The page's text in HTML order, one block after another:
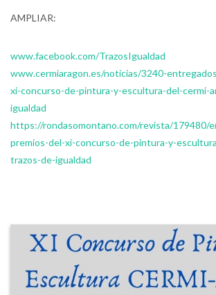
AMPLIAR:
www.facebook.com/TrazosIgualdad
www.cermiaragon.es/noticias/3240-
xi-concurso-de-pintura-y-escultura-del-cermi-
igualdad
https://rondasomontano.com/revista/179480/
premios-del-xi-concurso-de-pintura-y-
trazos-de-igualdad